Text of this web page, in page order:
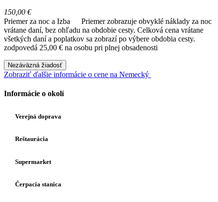
150,00 €
Priemer za noc a Izba
Priemer zobrazuje obvyklé náklady za noc
vrátane daní, bez ohľadu na obdobie cesty. Celková cena vrátane
všetkých daní a poplatkov sa zobrazí po výbere obdobia cesty.
zodpovedá 25,00 € na osobu pri plnej obsadenosti
Nezáväzná žiadosť
Zobraziť ďalšie informácie o cene na Nemecký
Informácie o okolí
Verejná doprava
Reštaurácia
Supermarket
Čerpacia stanica